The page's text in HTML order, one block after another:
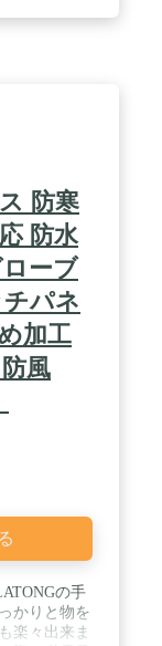
防寒
防水
ーブ
パネ
加工
風
の手
かりと物を
楽々出来ま